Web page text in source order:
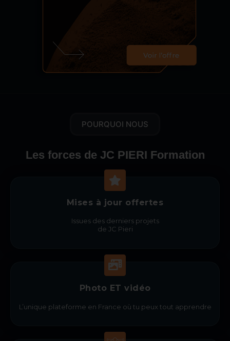
POURQUOI NOUS
Les forces de JC PIERI Formation
Mises à jour offertes
Issues des derniers projets
de JC Pieri
Photo ET vidéo
L’unique plateforme en France où tu peux tout apprendre